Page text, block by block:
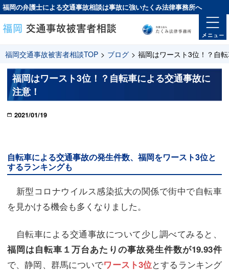
福岡の弁護士による交通事故相談は事故に強いたくみ法律事務所へ
福岡交通事故被害者相談TOP > ブログ > 福岡はワースト3位！？自
福岡はワースト3位！？自転車による交通事故に
注意！
2021/01/19
自転車による交通事故の発生件数、福岡をワースト3位と
するランキングも
新型コロナウイルス感染拡大の関係で街中で自転車
を見かける機会も多くなりました。
自転車による交通事故について少し調べてみると、
福岡は自転車１万台あたりの事故発生件数が19.93件
で、静岡、群馬についでワースト3位とするランキング